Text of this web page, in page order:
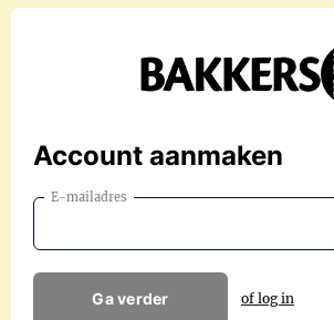
Account aanmaken
E-mailadres
Ga verder of log in